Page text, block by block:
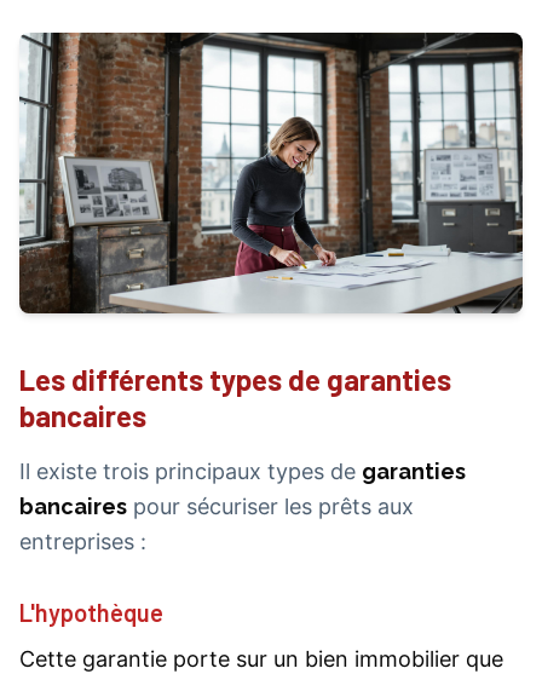
Les différents types de garanties
bancaires
Il existe trois principaux types de garanties
bancaires pour sécuriser les prêts aux
entreprises :
L'hypothèque
Cette garantie porte sur un bien immobilier que